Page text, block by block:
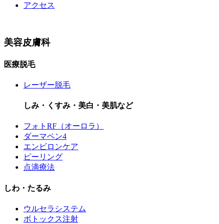
アクセス
美容皮膚科
医療脱毛
レーザー脱毛
しみ・くすみ・美白・美肌など
フォトRF（オーロラ）
ダーマペン4
エンビロンケア
ピーリング
点滴療法
しわ・たるみ
ウルセラシステム
ボトックス注射